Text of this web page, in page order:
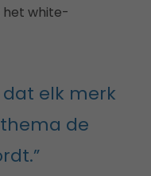
het white-
dat elk merk
de